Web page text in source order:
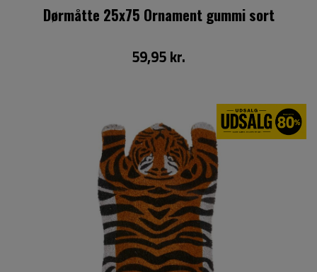
Dørmåtte 25x75 Ornament gummi sort
59,95 kr.